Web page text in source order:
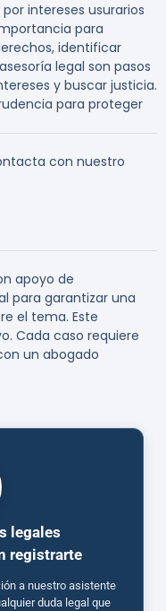
intereses usurarios
para
identificar
legal son pasos
y buscar justicia.
para proteger
con nuestro
apoyo de
para garantizar una
el tema. Este
Cada caso requiere
un abogado
legales
registrarte
a nuestro asistente
duda legal que